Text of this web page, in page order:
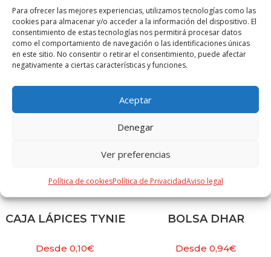
Para ofrecer las mejores experiencias, utilizamos tecnologías como las
cookies para almacenar y/o acceder a la información del dispositivo. El
consentimiento de estas tecnologías nos permitirá procesar datos
como el comportamiento de navegación o las identificaciones únicas
en este sitio. No consentir o retirar el consentimiento, puede afectar
negativamente a ciertas características y funciones.
Aceptar
Denegar
Ver preferencias
Política de cookiesPolítica de PrivacidadAviso legal
PRODUCTOS RELACIONADOS
CAJA LÁPICES TYNIE
Desde0,10€
BOLSA DHAR
Desde 0,94€